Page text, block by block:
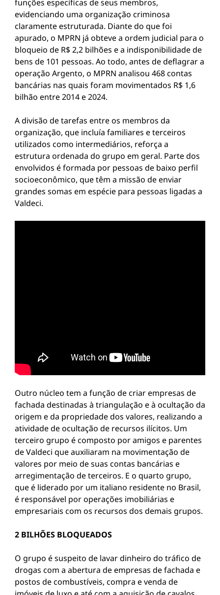
funções específicas de seus membros,
evidenciando uma organização criminosa
claramente estruturada. Diante do que foi
apurado, o MPRN já obteve a ordem judicial para o
bloqueio de R$ 2,2 bilhões e a indisponibilidade de
bens de 101 pessoas. Ao todo, antes de deflagrar a
operação Argento, o MPRN analisou 468 contas
bancárias nas quais foram movimentados R$ 1,6
bilhão entre 2014 e 2024.
A divisão de tarefas entre os membros da
organização, que incluía familiares e terceiros
utilizados como intermediários, reforça a
estrutura ordenada do grupo em geral. Parte dos
envolvidos é formada por pessoas de baixo perfil
socioeconômico, que têm a missão de enviar
grandes somas em espécie para pessoas ligadas a
Valdeci.
Outro núcleo tem a função de criar empresas de
fachada destinadas à triangulação e à ocultação da
origem e da propriedade dos valores, realizando a
atividade de ocultação de recursos ilícitos. Um
terceiro grupo é composto por amigos e parentes
de Valdeci que auxiliaram na movimentação de
valores por meio de suas contas bancárias e
arregimentação de terceiros. E o quarto grupo,
que é liderado por um italiano residente no Brasil,
é responsável por operações imobiliárias e
empresariais com os recursos dos demais grupos.
2 BILHÕES BLOQUEADOS
O grupo é suspeito de lavar dinheiro do tráfico de
drogas com a abertura de empresas de fachada e
postos de combustíveis, compra e venda de